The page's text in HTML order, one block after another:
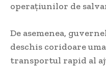
operațiunilor de
De asemenea,
deschis coridoare
transportul rapid al